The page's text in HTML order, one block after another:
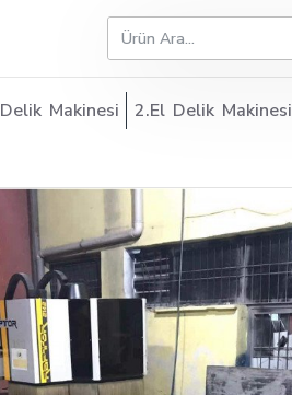
Delik Makinesi 2.El Delik Makinesi